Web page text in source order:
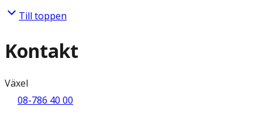
Till toppen
Kontakt
Växel
08-786 40 00